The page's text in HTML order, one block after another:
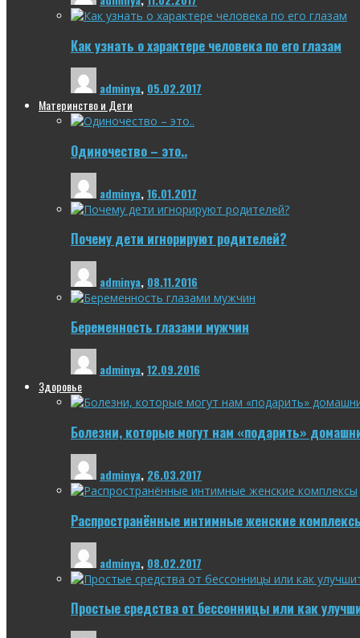
Как узнать о характере человека по его глазам
adminya, 05.02.2017
Материнство и Дети
Одиночество – это..
adminya,16.01.2017
Почему дети игнорируют родителей?
adminya, 08.11.2016
Беременность глазами мужчин
adminya,12.09.2016
Здоровье
Болезни, которые могут нам «подарить»
adminya, 26.03.2017
Распространённые интимные женские
adminya, 08.02.2017
Простые средства от бессонницы или как